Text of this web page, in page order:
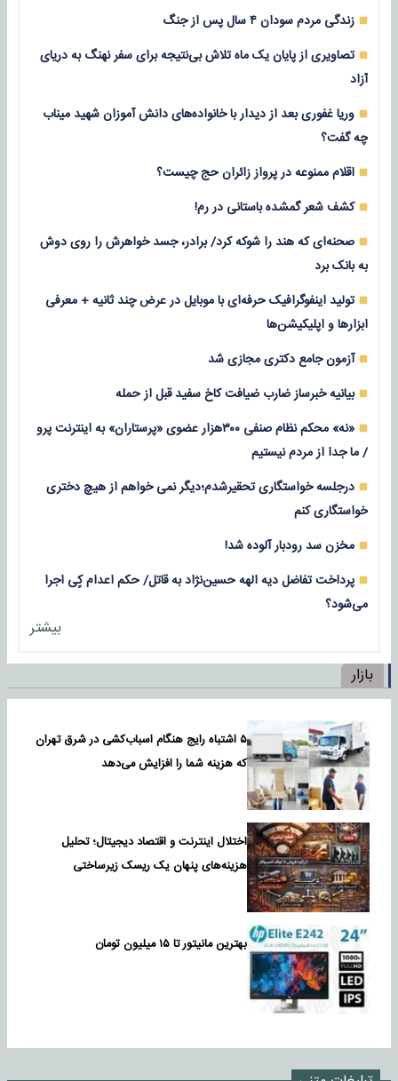
زندگی مردم سودان ۴ سال پس از جنگ
تصاویری از پایان یک ماه تلاش بی‌نتیجه برای سفر نهنگ به دریای
آزاد
وریا غفوری بعد از دیدار با خانواده‌های دانش آموزان شهید میناب
چه گفت؟
اقلام ممنوعه در پرواز زائران حج چیست؟
کشف شعر گمشده باستانی در رم!
صحنه‌ای که هند را شوکه کرد/ برادر، جسد خواهرش را روی دوش
به بانک برد
تولید اینفوگرافیک حرفه‌ای با موبایل در عرض چند ثانیه + معرفی
ابزارها و اپلیکیشن‌ها
آزمون جامع دکتری مجازی شد
بیانیه خبرساز ضارب ضیافت کاخ سفید قبل از حمله
«نه» محکم نظام صنفی ۳۰۰هزار عضوی «پرستاران» به اینترنت پرو
/ ما جدا از مردم نیستیم
درجلسه خواستگاری تحقیرشدم؛دیگر نمی خواهم از هیچ دختری
خواستگاری کنم
مخزن سد رودبار آلوده شد!
پرداخت تفاضل دیه الهه حسین‌نژاد به قاتل/ حکم اعدام کٍی اجرا
می‌شود؟
بیشتر
بازار
۵ اشتباه رایج هنگام اسباب‌کشی در شرق تهران
که هزینه شما را افزایش می‌دهد
اختلال اینترنت و اقتصاد دیجیتال؛ تحلیل
هزینه‌های پنهان یک ریسک زیرساختی
بهترین مانیتور تا ۱۵ میلیون تومان